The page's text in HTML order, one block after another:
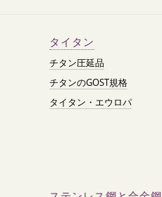
タイタン
チタン圧延品
チタンのGOST規格
タイタン・エウロパ